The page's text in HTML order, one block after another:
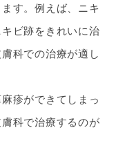
す。例えば、ニキ
ビ跡をきれいに治
科での治療が適し
疹ができてしまっ
科で治療するのが